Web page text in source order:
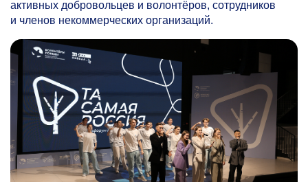
активных добровольцев и волонтёров, сотрудников
и членов некоммерческих организаций.